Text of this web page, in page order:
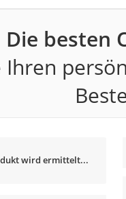
Die besten
Ihren
wird ermittelt...